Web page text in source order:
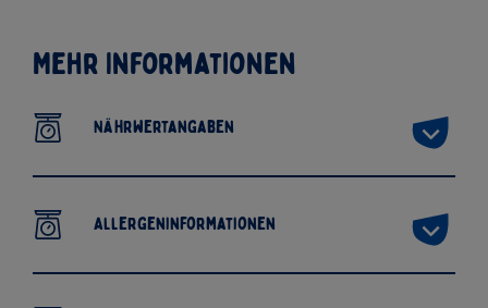
Mehr Informationen
Nährwertangaben
Allergeninformationen